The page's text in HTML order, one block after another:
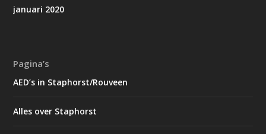
januari 2020
Pagina’s
AED’s in Staphorst/Rouveen
Alles over Staphorst